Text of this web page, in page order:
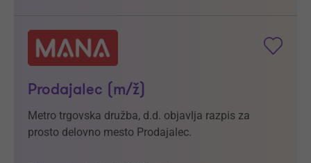
Prodajalec (m/ž)
Metro trgovska družba, d.d. objavlja razpis za
prosto delovno mesto Prodajalec.